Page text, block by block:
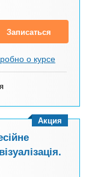
Записаться
о курсе
Акция